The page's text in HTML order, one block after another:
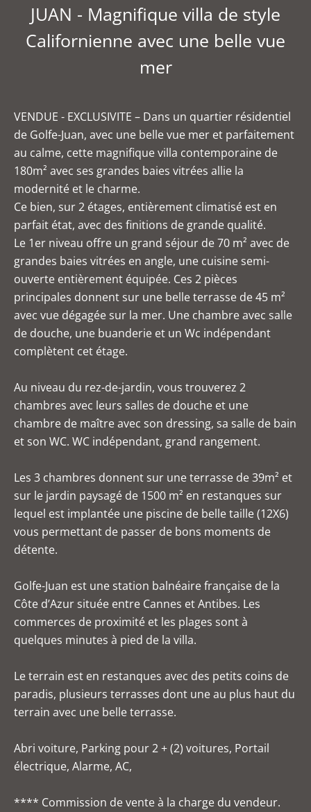
JUAN - Magnifique villa de style
Californienne avec une belle vue
mer
VENDUE - EXCLUSIVITE – Dans un quartier résidentiel
de Golfe-Juan, avec une belle vue mer et parfaitement
au calme, cette magnifique villa contemporaine de
180m² avec ses grandes baies vitrées allie la
modernité et le charme.
Ce bien, sur 2 étages, entièrement climatisé est en
parfait état, avec des finitions de grande qualité.
Le 1er niveau offre un grand séjour de 70 m² avec de
grandes baies vitrées en angle, une cuisine semi-
ouverte entièrement équipée. Ces 2 pièces
principales donnent sur une belle terrasse de 45 m²
avec vue dégagée sur la mer. Une chambre avec salle
de douche, une buanderie et un Wc indépendant
complètent cet étage.
Au niveau du rez-de-jardin, vous trouverez 2
chambres avec leurs salles de douche et une
chambre de maître avec son dressing, sa salle de bain
et son WC. WC indépendant, grand rangement.
Les 3 chambres donnent sur une terrasse de 39m² et
sur le jardin paysagé de 1500 m² en restanques sur
lequel est implantée une piscine de belle taille (12X6)
vous permettant de passer de bons moments de
détente.
Golfe-Juan est une station balnéaire française de la
Côte d’Azur située entre Cannes et Antibes. Les
commerces de proximité et les plages sont à
quelques minutes à pied de la villa.
Le terrain est en restanques avec des petits coins de
paradis, plusieurs terrasses dont une au plus haut du
terrain avec une belle terrasse.
Abri voiture, Parking pour 2 + (2) voitures, Portail
électrique, Alarme, AC,
**** Commission de vente à la charge du vendeur.